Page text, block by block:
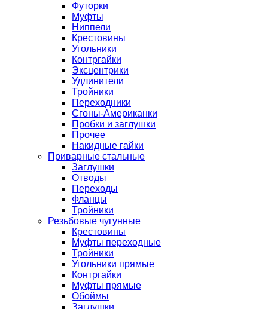
Футорки
Муфты
Ниппели
Крестовины
Угольники
Контргайки
Эксцентрики
Удлинители
Тройники
Переходники
Сгоны-Американки
Пробки и заглушки
Прочее
Накидные гайки
Приварные стальные
Заглушки
Отводы
Переходы
Фланцы
Тройники
Резьбовые чугунные
Крестовины
Муфты переходные
Тройники
Угольники прямые
Контргайки
Муфты прямые
Обоймы